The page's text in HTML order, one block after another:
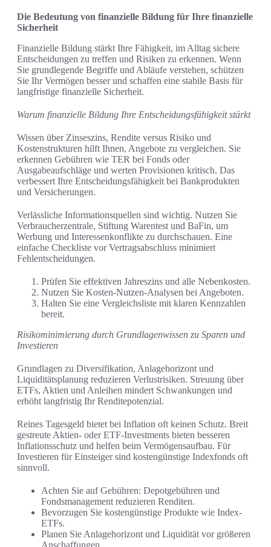
Die Bedeutung von finanzielle Bildung für Ihre finanzielle
Sicherheit
Finanzielle Bildung stärkt Ihre Fähigkeit, im Alltag sichere
Entscheidungen zu treffen und Risiken zu erkennen. Wenn
Sie grundlegende Begriffe und Abläufe verstehen, schützen
Sie Ihr Vermögen besser und schaffen eine stabile Basis für
langfristige finanzielle Sicherheit.
Warum finanzielle Bildung Ihre Entscheidungsfähigkeit stärkt
Wissen über Zinseszins, Rendite versus Risiko und
Kostenstrukturen hilft Ihnen, Angebote zu vergleichen. Sie
erkennen Gebühren wie TER bei Fonds oder
Ausgabeaufschläge und werten Provisionen kritisch. Das
verbessert Ihre Entscheidungsfähigkeit bei Bankprodukten
und Versicherungen.
Verlässliche Informationsquellen sind wichtig. Nutzen Sie
Verbraucherzentrale, Stiftung Warentest und BaFin, um
Werbung und Interessenkonflikte zu durchschauen. Eine
einfache Checkliste vor Vertragsabschluss minimiert
Fehlentscheidungen.
Prüfen Sie effektiven Jahreszins und alle Nebenkosten.
Nutzen Sie Kosten-Nutzen-Analysen bei Angeboten.
Halten Sie eine Vergleichsliste mit klaren Kennzahlen
bereit.
Risikominimierung durch Grundlagenwissen zu Sparen und
Investieren
Grundlagen zu Diversifikation, Anlagehorizont und
Liquiditätsplanung reduzieren Verlustrisiken. Streuung über
ETFs, Aktien und Anleihen mindert Schwankungen und
erhöht langfristig Ihr Renditepotenzial.
Reines Tagesgeld bietet bei Inflation oft keinen Schutz. Breit
gestreute Aktien- oder ETF-Investments bieten besseren
Inflationsschutz und helfen beim Vermögensaufbau. Für
Investieren für Einsteiger sind kostengünstige Indexfonds oft
sinnvoll.
Achten Sie auf Gebühren: Depotgebühren und
Fondsmanagement reduzieren Renditen.
Bevorzugen Sie kostengünstige Produkte wie Index-
ETFs.
Planen Sie Anlagehorizont und Liquidität vor größeren